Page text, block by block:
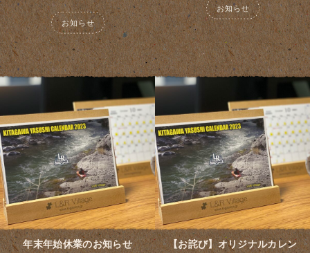
お知らせ
お知らせ
年末年始休業のお知らせ
【お詫び】オリジナルカレン